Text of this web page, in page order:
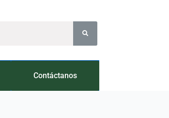
Contáctanos